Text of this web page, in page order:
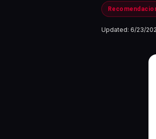
Updated: 6/23/